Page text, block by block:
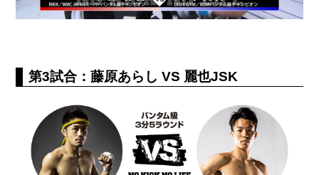
第3試合：藤原あらし VS 麗也JSK